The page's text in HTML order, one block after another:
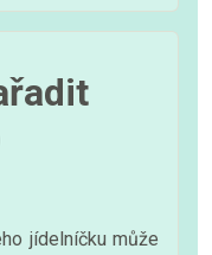
jídelníčku může